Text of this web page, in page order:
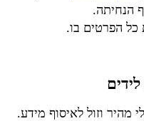
הנחיתה.
כל הפרטים בו.
מהיר וזול לאיסוף מידע.